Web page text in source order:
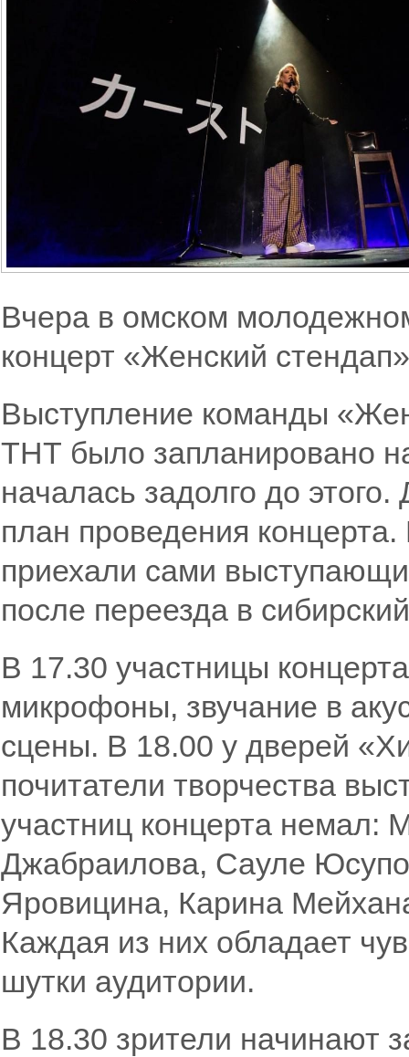
Вчера в омском
концерт «Женский
Выступление команды
ТНТ было запланировано
началась задолго до
план проведения
приехали сами
после переезда в
В 17.30 участницы
микрофоны, звучание в
сцены. В 18.00 у дверей
почитатели творчества
участниц концерта немал:
Джабраилова, Сауле
Яровицина, Карина
Каждая из них обладает
шутки аудитории.
В 18.30 зрители начинают